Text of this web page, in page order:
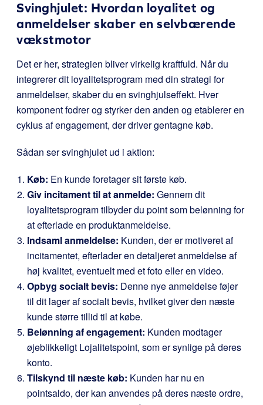
Svinghjulet: Hvordan loyalitet og
anmeldelser skaber en selvbærende
vækstmotor
Det er her, strategien bliver virkelig kraftfuld. Når du
integrerer dit loyalitetsprogram med din strategi for
anmeldelser, skaber du en svinghjulseffekt. Hver
komponent fodrer og styrker den anden og etablerer en
cyklus af engagement, der driver gentagne køb.
Sådan ser svinghjulet ud i aktion:
Køb: En kunde foretager sit første køb.
Giv incitament til at anmelde: Gennem dit
loyalitetsprogram tilbyder du point som belønning for
at efterlade en produktanmeldelse.
Indsaml anmeldelse: Kunden, der er motiveret af
incitamentet, efterlader en detaljeret anmeldelse af
høj kvalitet, eventuelt med et foto eller en video.
Opbyg socialt bevis: Denne nye anmeldelse føjer
til dit lager af socialt bevis, hvilket giver den næste
kunde større tillid til at købe.
Belønning af engagement: Kunden modtager
øjeblikkeligt Lojalitetspoint, som er synlige på deres
konto.
Tilskynd til næste køb: Kunden har nu en
pointsaldo, der kan anvendes på deres næste ordre,